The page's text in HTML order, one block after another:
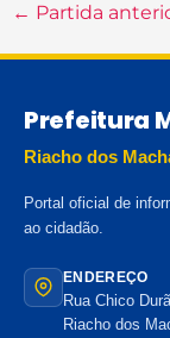
← Partida
Prefeitura
Riacho dos
Portal oficial de
ao cidadão.
ENDEREÇO
Rua Chico
Riacho dos